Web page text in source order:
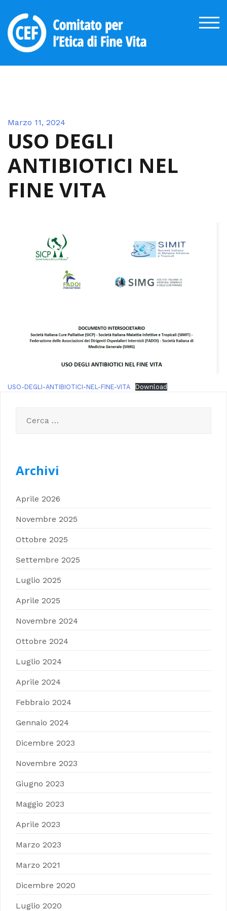
content
Marzo 11, 2024
USO DEGLI
ANTIBIOTICI NEL
FINE VITA
USO-DEGLI-ANTIBIOTICI-NEL-FINE-VITA Download
per:
Archivi
Aprile 2026
Novembre 2025
Ottobre 2025
Settembre 2025
Luglio 2025
Aprile 2025
Novembre 2024
Ottobre 2024
Luglio 2024
Aprile 2024
Febbraio 2024
Gennaio 2024
Dicembre 2023
Novembre 2023
Giugno 2023
Maggio 2023
Aprile 2023
Marzo 2023
Marzo 2021
Dicembre 2020
Luglio 2020